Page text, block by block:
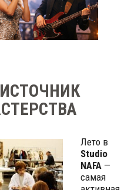
ИСТОЧНИК
Лето в
Studio
NAFA—
самая